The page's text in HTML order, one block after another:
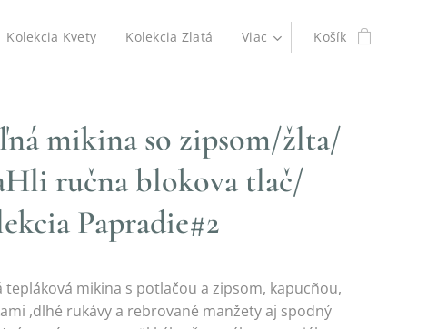
Kolekcia Kvety Kolekcia Zlatá Viac Košík
mikina so zipsom/žlta/
ručna blokova tlač/
Papradie#2
tepláková mikina s potlačou a zipsom, kapucñou,
,dlhé rukávy a rebrované manžety aj spodný